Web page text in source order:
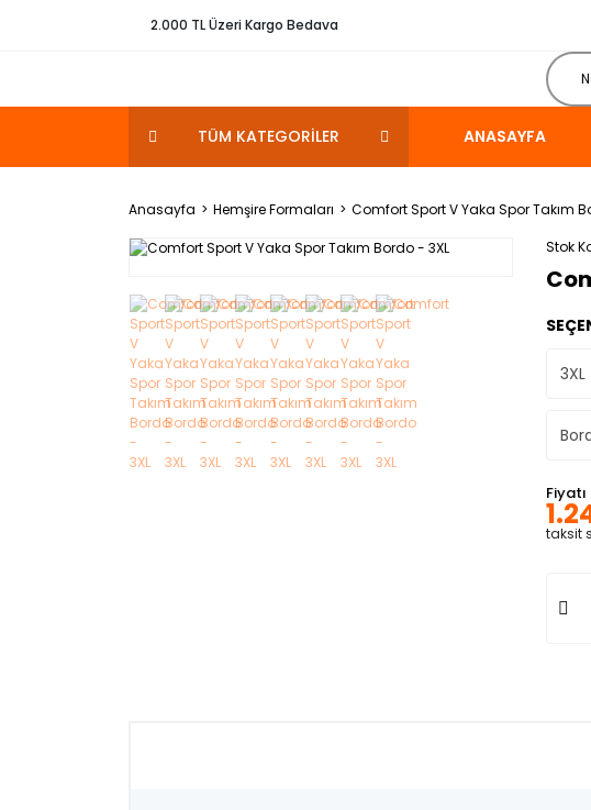
2.000 TL Üzeri Kargo Bedava
TÜM KATEGORİLER ANASAYFA
Anasayfa Hemşire Formaları
Comfort Sport V Yaka Spor Takım
Stok
Fiyatı
taksit